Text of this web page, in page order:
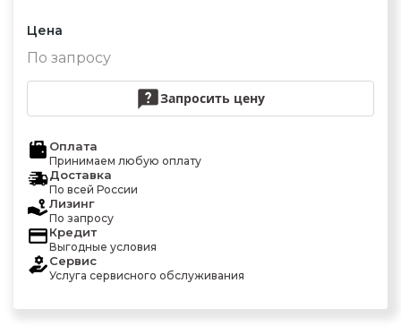
Цена
По запросу
Запросить цену
Оплата
Принимаем любую оплату
Доставка
По всей России
Лизинг
По запросу
Кредит
Выгодные условия
Сервис
Услуга сервисного обслуживания